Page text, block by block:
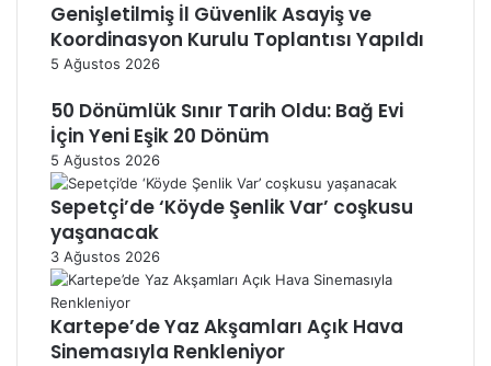
Genişletilmiş İl Güvenlik Asayiş ve
Koordinasyon Kurulu Toplantısı Yapıldı
5 Ağustos 2026
50 Dönümlük Sınır Tarih Oldu: Bağ Evi
İçin Yeni Eşik 20 Dönüm
5 Ağustos 2026
Sepetçi’de ‘Köyde Şenlik Var’ coşkusu
yaşanacak
3 Ağustos 2026
Kartepe’de Yaz Akşamları Açık Hava
Sinemasıyla Renkleniyor